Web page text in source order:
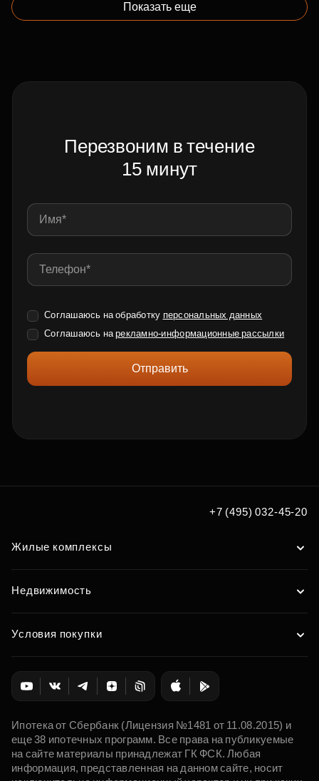
Показать еще
Перезвоним в течение
15 минут
Соглашаюсь на обработку персональных данных
Соглашаюсь нарекламно-информационные рассылки
Отправить
+7 (495) 032-45-20
Жилые комплексы
Недвижимость
Условия покупки
Ипотека от Сбербанк (Лицензия №1481 от 11.08.2015) и
еще 38 ипотечных программ. Все права на публикуемые
на сайте материалы принадлежат ГК ФСК. Любая
информация, представленная на данном сайте, носит